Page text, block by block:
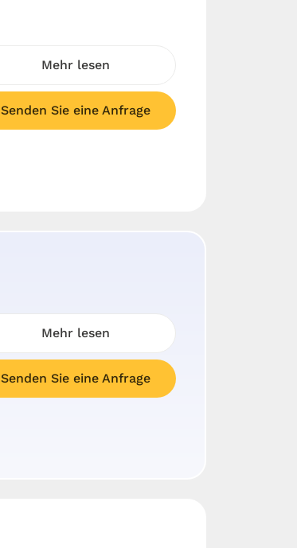
Mehr lesen
Senden Sie eine Anfrage
Mehr lesen
Senden Sie eine Anfrage